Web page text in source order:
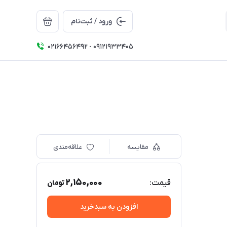
ورود / ثبت‌نام
02166456492 - 09121933405
مقایسه علاقه‌مندی
قیمت: 2,150,000تومان
افزودن به سبدخرید